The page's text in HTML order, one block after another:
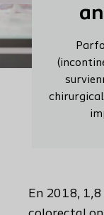
En 2018,